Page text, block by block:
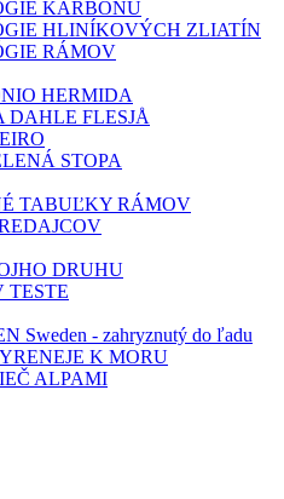
KARBÓNU
HLINÍKOVÝCH ZLIATÍN
RÁMOV
HERMIDA
DAHLE FLESJÅ
STOPA
TABUĽKY RÁMOV
DRUHU
TESTE
Sweden - zahryznutý do ľadu
K MORU
ALPAMI